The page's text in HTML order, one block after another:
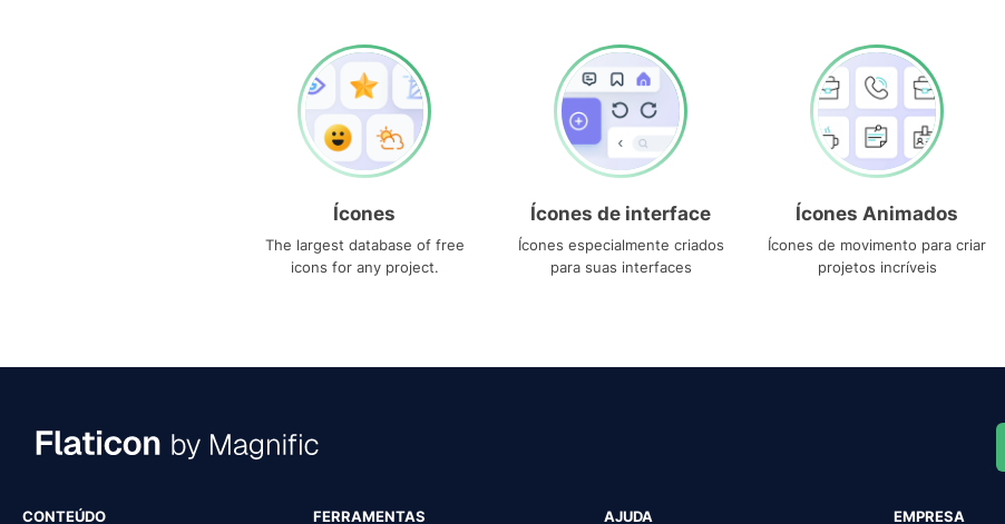
Ícones
The largest database of free
icons for any project.
Ícones de interface
Ícones especialmente criados
para suas interfaces
Ícones Animados
Ícones de movimento para criar
projetos incríveis
CONTEÚDO FERRAMENTAS AJUDA EMPRESA